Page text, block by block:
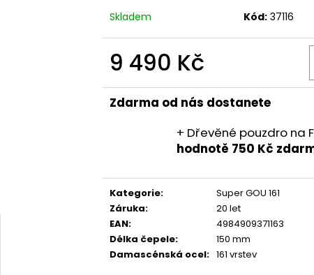
Skladem Kód: 37116
9 490 Kč
cena:
Zdarma od nás dostanete
+ Dřevěné pouzdro na
hodnotě 750 Kč
Kategorie:
Super GOU 161
Záruka:
20 let
EAN:
4984909371163
Délka čepele:
150 mm
Damascénská ocel: 161 vrstev